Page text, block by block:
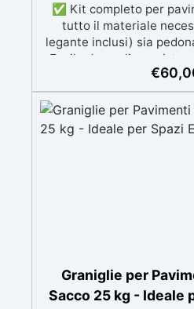
✅ Kit completo per
tutto il materiale
legante inclusi) sia
Facile da applicare:
risultati impeccabili,
esperienza, con
gratuita ✅ Economico
superfici con una spesa
costosi lavori di
€
Graniglie per
Sacco 25 kg - Ideale